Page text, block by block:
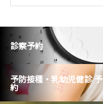
診察予約
予防接種・乳幼児健診 予
約